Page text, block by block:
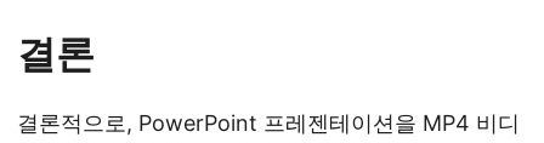
결론
결론적으로, PowerPoint 프레젠테이션을 MP4 비디